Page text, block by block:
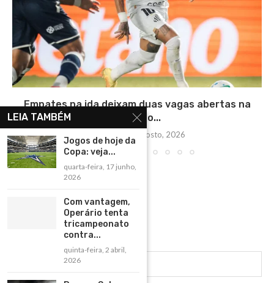
Empates na ida deixam duas vagas abertas na
Copa do...
terça-feira, 4 agosto, 2026
LEIA TAMBÉM
Jogos de hoje da
Copa: veja...
quarta-feira, 17 junho,
2026
Com vantagem,
Operário tenta
tricampeonato
contra...
quinta-feira, 2 abril,
2026